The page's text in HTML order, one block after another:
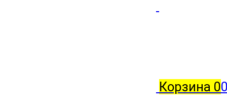
Корзина 0